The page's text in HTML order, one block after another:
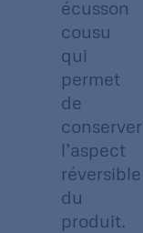
écusson
cousu
qui
permet
de
conserver
l’aspect
réversible
du
produit.